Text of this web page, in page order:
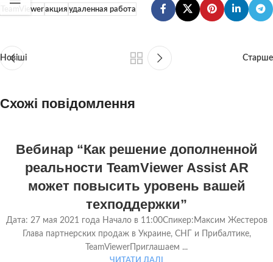
TeamViewerакция удаленная работа
Новіші Старше
Схожі повідомлення
25
ТРА
Вебинар “Как решение дополненной
реальности TeamViewer Assist AR
может повысить уровень вашей
техподдержки”
Дата: 27 мая 2021 года Начало в 11:00Спикер:Максим Жестеров
Глава партнерских продаж в Украине, СНГ и Прибалтике,
TeamViewerПриглашаем ...
ЧИТАТИ ДАЛІ